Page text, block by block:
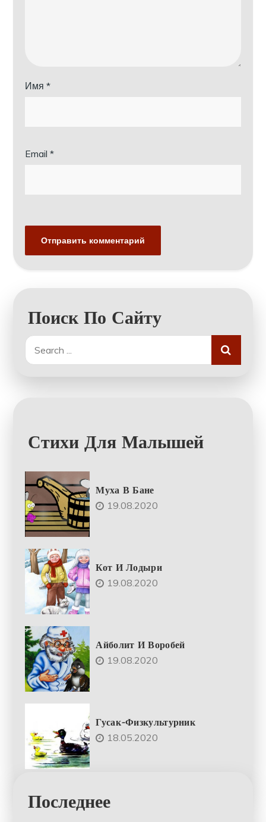
Имя*
Email*
Поиск По Сайту
Search
for:
Стихи Для Малышей
Муха В Бане
19.08.2020
Кот И Лодыри
19.08.2020
Айболит И Воробей
19.08.2020
Гусак-Физкультурник
18.05.2020
Последнее